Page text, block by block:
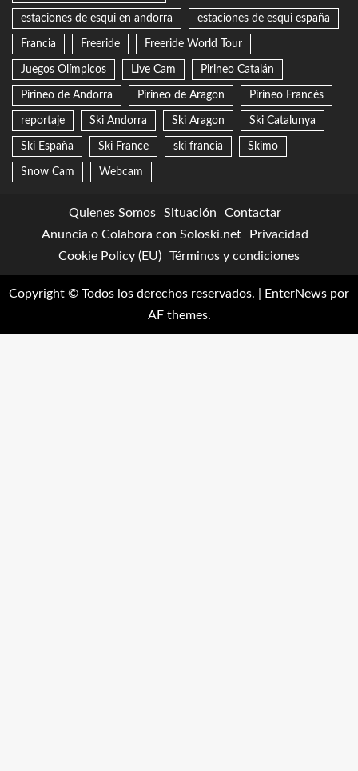
estaciones de esqui en andorra estaciones de esqui españa
Francia Freeride Freeride World Tour
Juegos Olímpicos Live Cam Pirineo Catalán
Pirineo de Andorra Pirineo de Aragon Pirineo Francés
reportaje Ski Andorra Ski Aragon Ski Catalunya
Ski España Ski France ski francia Skimo
Snow Cam Webcam
Quienes Somos Situación
Contactar
Anuncia o Colabora con Soloski.net
Privacidad
Cookie Policy (EU)
Términos y condiciones
Copyright © Todos los derechos reservados. EnterNews por
AF themes.